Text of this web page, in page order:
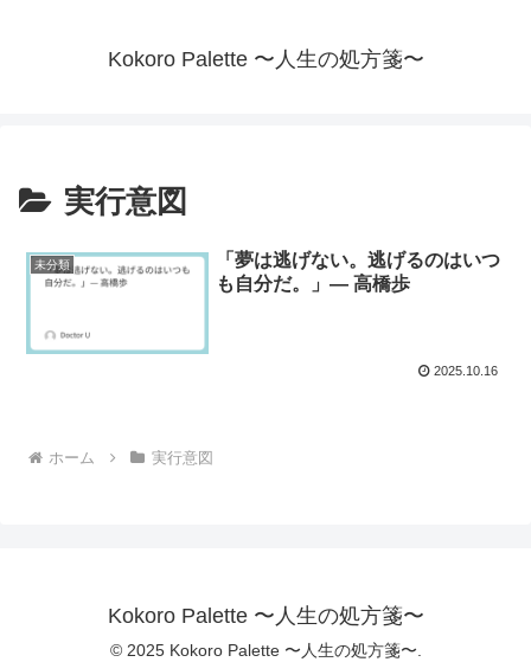
Kokoro Palette 〜人生の処方箋〜
実行意図
未分類
「夢は逃げない。逃げるのはいつ
も自分だ。」— 高橋歩
2025.10.16
ホーム 実行意図
Kokoro Palette 〜人生の処方箋〜
© 2025 Kokoro Palette 〜人生の処方箋〜.